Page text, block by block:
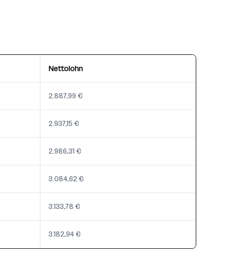
Nettolohn
2.887,99 €
2.937,15 €
2.986,31 €
3.084,62 €
3.133,78 €
3.182,94 €